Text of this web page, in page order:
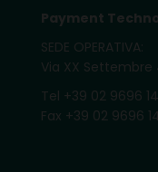
Payment
SEDE OPERATIVA:
Via XX
Tel +39 02 9696
Fax +39 02 9696